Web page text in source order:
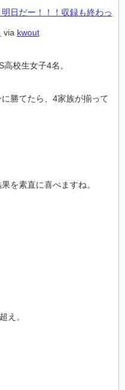
日だー！！！収録も終わっ
via kwout
校生女子4名。
勝てたら、4家族が揃って
を素直に喜べますね。
え。